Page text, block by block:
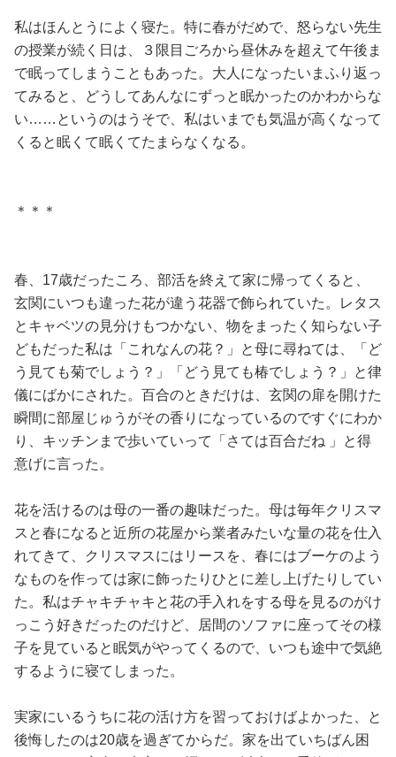
私はほんとうによく寝た。特に春がだめで、怒らない先生
の授業が続く日は、３限目ごろから昼休みを超えて午後ま
で眠ってしまうこともあった。大人になったいまふり返っ
てみると、どうしてあんなにずっと眠かったのかわからな
い……というのはうそで、私はいまでも気温が高くなって
くると眠くて眠くてたまらなくなる。
＊＊＊
春、17歳だったころ、部活を終えて家に帰ってくると、
玄関にいつも違った花が違う花器で飾られていた。レタス
とキャベツの見分けもつかない、物をまったく知らない子
どもだった私は「これなんの花？」と母に尋ねては、「ど
う見ても菊でしょう？」「どう見ても椿でしょう？」と律
儀にばかにされた。百合のときだけは、玄関の扉を開けた
瞬間に部屋じゅうがその香りになっているのですぐにわか
り、キッチンまで歩いていって「さては百合だね 」と得
意げに言った。
花を活けるのは母の一番の趣味だった。母は毎年クリスマ
スと春になると近所の花屋から業者みたいな量の花を仕入
れてきて、クリスマスにはリースを、春にはブーケのよう
なものを作っては家に飾ったりひとに差し上げたりしてい
た。私はチャキチャキと花の手入れをする母を見るのがけ
っこう好きだったのだけど、居間のソファに座ってその様
子を見ていると眠気がやってくるので、いつも途中で気絶
するように寝てしまった。
実家にいるうちに花の活け方を習っておけばよかった、と
後悔したのは20歳を過ぎてからだ。家を出ていちばん困